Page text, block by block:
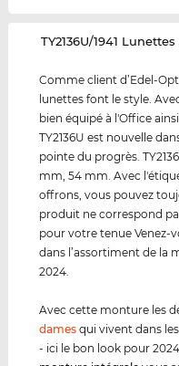
‌TY2136U/1941
Comme client d’Edel-
lunettes font le style.
bien équipé à l'Office
TY2136U est nouvelle
pointe du progrès.
mm, 54 mm. Avec
offrons, vous pouvez
produit ne correspond
pour votre tenue Venez-
dans l’assortiment de la
2024.
Avec cette monture les
dames qui vivent dans
- ici le bon look pour